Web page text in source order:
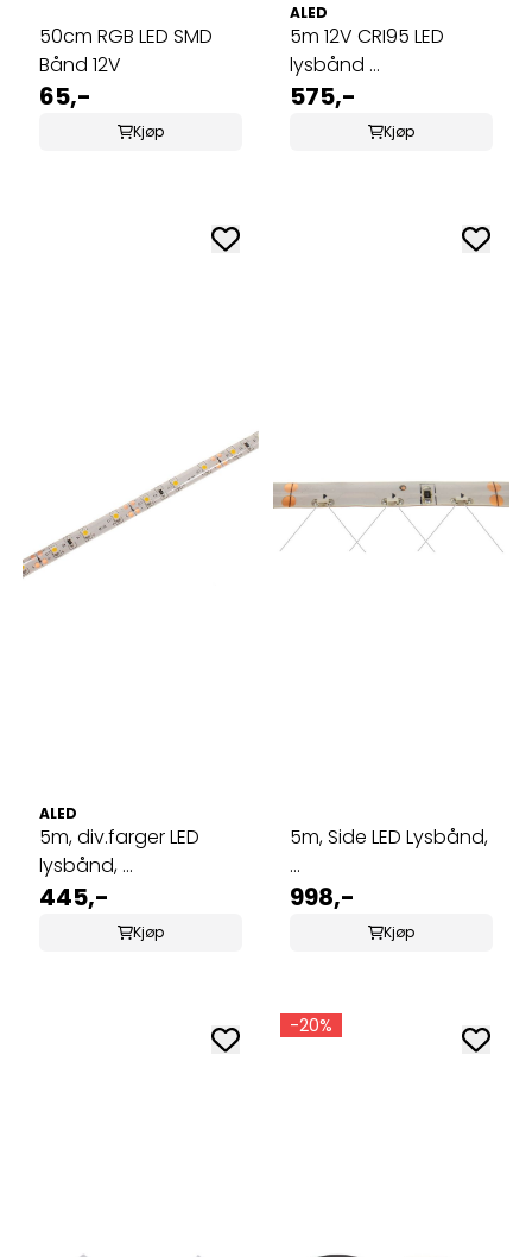
50cm RGB LED SMD
Bånd 12V
65,-
Kjøp
ALED
5m 12V CRI95 LED
lysbånd ...
575,-
Kjøp
ALED
5m, div.farger LED
lysbånd, ...
445,-
Kjøp
5m, Side LED Lysbånd,
...
998,-
Kjøp
-20%